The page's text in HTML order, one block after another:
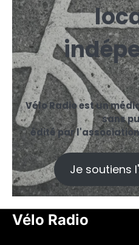
Vélo Radio est un
sans
édité par l'association
Je soutiens
Vélo Radio